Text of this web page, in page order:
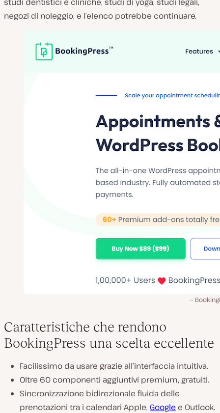
negozi di noleggio, e l’elenco potrebbe continuare.
Caratteristiche che rendono
BookingPress una scelta eccellente
Facilissimo da usare grazie all’interfaccia intuitiva.
Oltre 60 componenti aggiuntivi premium, gratuiti.
Sincronizzazione bidirezionale fluida delle
prenotazioni tra i calendari Apple, Google e Outlook.